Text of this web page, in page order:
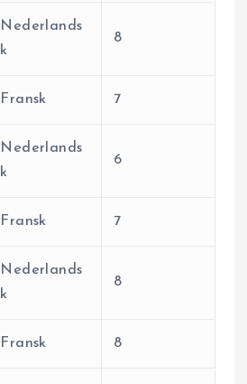
Nederlands
k
8
Fransk 7
Nederlands
k
6
Fransk 7
Nederlands
k
8
Fransk 8